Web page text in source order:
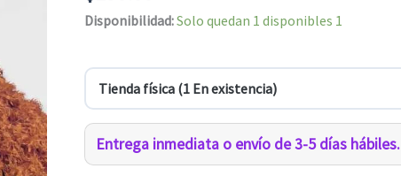
Disponibilidad:Solo quedan 1 disponibles 1
Entrega inmediata o envío de 3-5 días hábiles.